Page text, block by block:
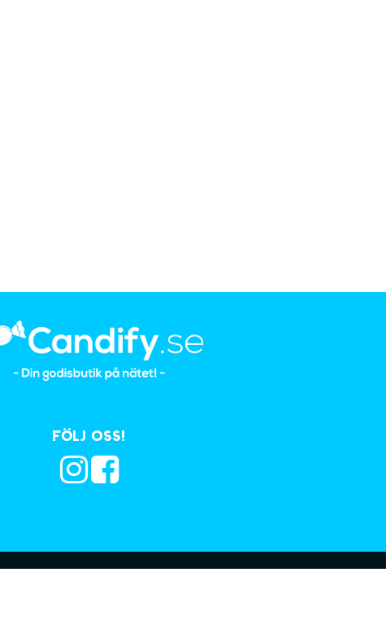
Följ oss!